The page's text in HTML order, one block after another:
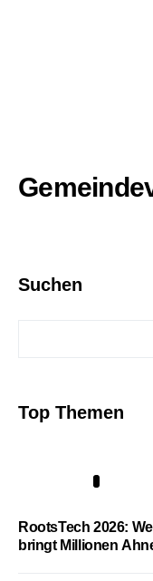
Suchen
Top Themen
RootsTech 2026:
bringt Millionen